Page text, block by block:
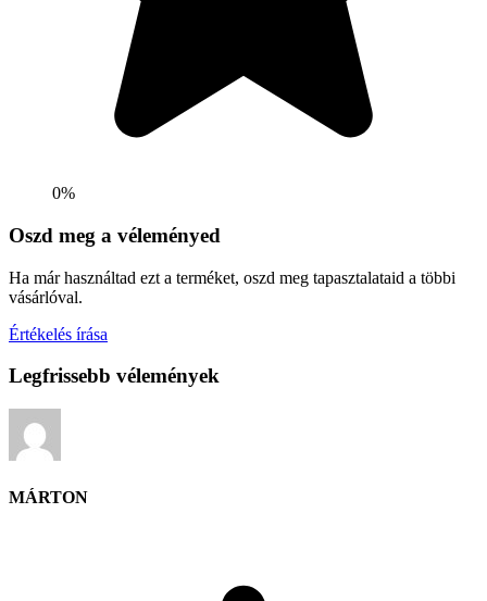
0%
Oszd meg a véleményed
Ha már használtad ezt a terméket, oszd meg tapasztalataid a többi
vásárlóval.
Értékelés írása
Legfrissebb vélemények
MÁRTON